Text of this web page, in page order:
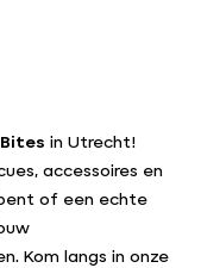
Bites in Utrecht!
accessoires en
of een echte
Kom langs in onze